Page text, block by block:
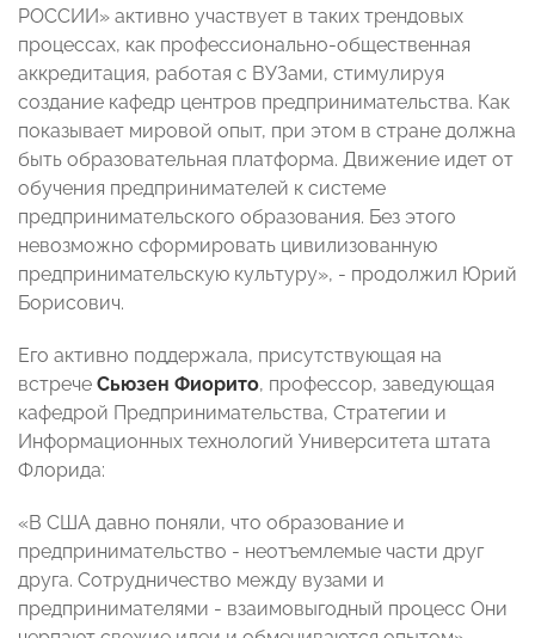
РОССИИ» активно участвует в таких трендовых
процессах, как профессионально-общественная
аккредитация, работая с ВУЗами, стимулируя
создание кафедр центров предпринимательства. Как
показывает мировой опыт, при этом в стране должна
быть образовательная платформа. Движение идет от
обучения предпринимателей к системе
предпринимательского образования. Без этого
невозможно сформировать цивилизованную
предпринимательскую культуру», - продолжил Юрий
Борисович.
Его активно поддержала, присутствующая на
встрече Сьюзен Фиорито, профессор, заведующая
кафедрой Предпринимательства, Стратегии и
Информационных технологий Университета штата
Флорида:
«В США давно поняли, что образование и
предпринимательство - неотъемлемые части друг
друга. Сотрудничество между вузами и
предпринимателями - взаимовыгодный процесс Они